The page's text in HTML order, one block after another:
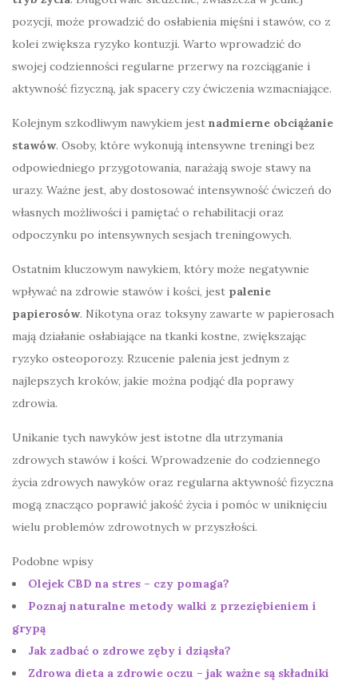
pozycji, może prowadzić do osłabienia mięśni i stawów, co z
kolei zwiększa ryzyko kontuzji. Warto wprowadzić do
swojej codzienności regularne przerwy na rozciąganie i
aktywność fizyczną, jak spacery czy ćwiczenia wzmacniające.
Kolejnym szkodliwym nawykiem jest nadmierne obciążanie
stawów. Osoby, które wykonują intensywne treningi bez
odpowiedniego przygotowania, narażają swoje stawy na
urazy. Ważne jest, aby dostosować intensywność ćwiczeń do
własnych możliwości i pamiętać o rehabilitacji oraz
odpoczynku po intensywnych sesjach treningowych.
Ostatnim kluczowym nawykiem, który może negatywnie
wpływać na zdrowie stawów i kości, jest palenie
papierosów. Nikotyna oraz toksyny zawarte w papierosach
mają działanie osłabiające na tkanki kostne, zwiększając
ryzyko osteoporozy. Rzucenie palenia jest jednym z
najlepszych kroków, jakie można podjąć dla poprawy
zdrowia.
Unikanie tych nawyków jest istotne dla utrzymania
zdrowych stawów i kości. Wprowadzenie do codziennego
życia zdrowych nawyków oraz regularna aktywność fizyczna
mogą znacząco poprawić jakość życia i pomóc w uniknięciu
wielu problemów zdrowotnych w przyszłości.
Podobne wpisy
Olejek CBD na stres – czy pomaga?
Poznaj naturalne metody walki z przeziębieniem i
grypą
Jak zadbać o zdrowe zęby i dziąsła?
Zdrowa dieta a zdrowie oczu – jak ważne są składniki